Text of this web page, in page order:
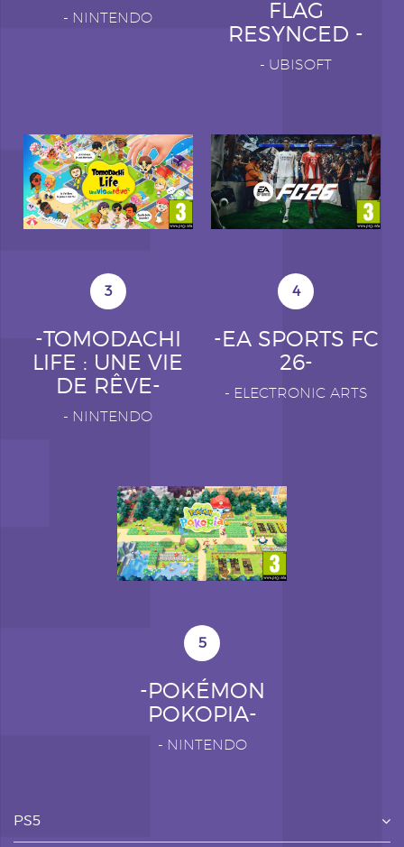
- NINTENDO
FLAG
RESYNCED -
- UBISOFT
3
-TOMODACHI
LIFE : UNE VIE
DE RÊVE-
- NINTENDO
4
-EA SPORTS FC
26-
- ELECTRONIC ARTS
5
-POKÉMON
POKOPIA-
- NINTENDO
PS5